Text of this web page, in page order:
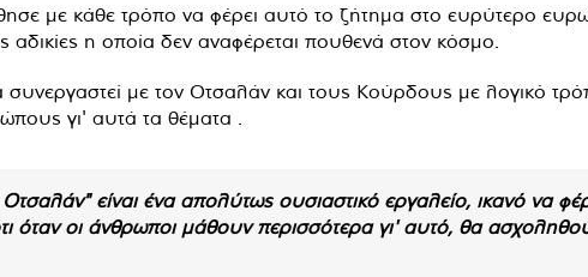
με κάθε τρόπο να φέρει αυτό το ζήτημα στο ευρύτερο
αδικίες η οποία δεν αναφέρεται πουθενά στον κόσμο.
με τον Οτσαλάν και τους Κούρδους με λογικό
γι' αυτά τα θέματα .
είναι ένα απολύτως ουσιαστικό εργαλείο, ικανό να
όταν οι άνθρωποι μάθουν περισσότερα γι' αυτό, θα